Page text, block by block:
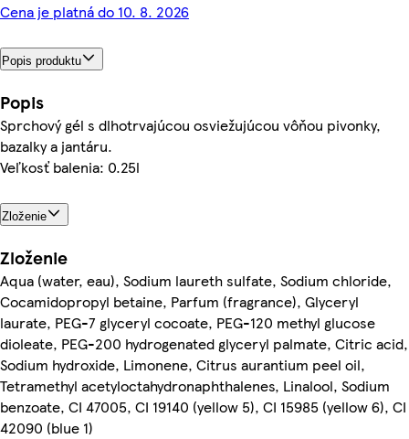
Cena je platná do 10. 8. 2026
Popis produktu
Popis
Sprchový gél s dlhotrvajúcou osviežujúcou vôňou pivonky,
bazalky a jantáru.
Veľkosť balenia: 0.25l
Zloženie
Zloženie
Aqua (water, eau), Sodium laureth sulfate, Sodium chloride,
Cocamidopropyl betaine, Parfum (fragrance), Glyceryl
laurate, PEG-7 glyceryl cocoate, PEG-120 methyl glucose
dioleate, PEG-200 hydrogenated glyceryl palmate, Citric acid,
Sodium hydroxide, Limonene, Citrus aurantium peel oil,
Tetramethyl acetyloctahydronaphthalenes, Linalool, Sodium
benzoate, CI 47005, CI 19140 (yellow 5), CI 15985 (yellow 6), CI
42090 (blue 1)